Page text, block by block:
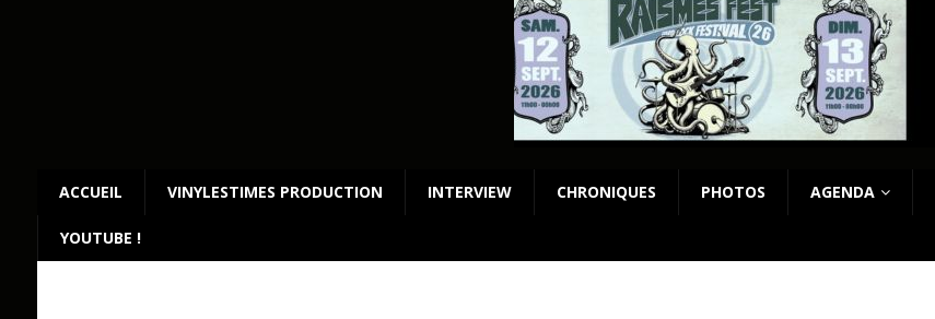
ACCUEIL VINYLESTIMES PRODUCTION INTERVIEW CHRONIQUES PHOTOS AGENDA
YOUTUBE !